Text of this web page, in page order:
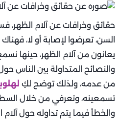
حقائق وخرافات عن آلام الظهر،
يعانون من آلام الظهر، حينها
والنصائح المتداولة بين الناس
من عدمه، ولذلك توضح لكِ
تسمعينه، وتعرفي من خلال
والخطأ فيما يتم تداوله حول آلام